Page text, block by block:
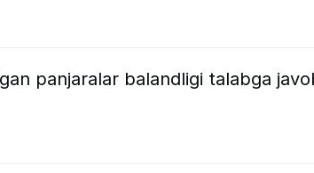
panjaralar balandligi talabga